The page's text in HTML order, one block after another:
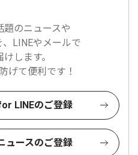
題のニュースや
LINEやメールで
します。
げて便利です！
LINEのご登録
ュースのご登録